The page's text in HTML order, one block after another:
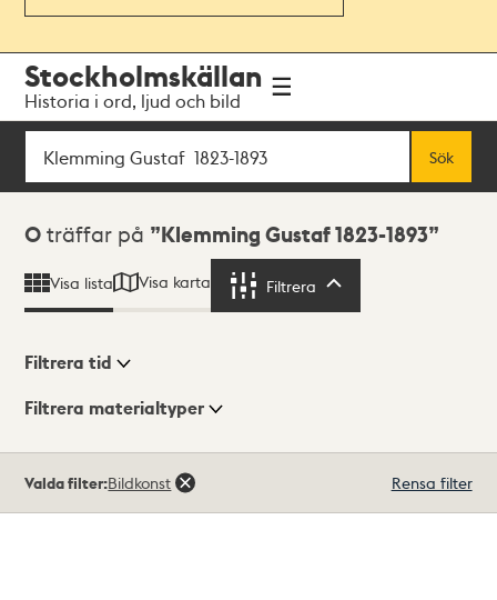
navigationen
huvudinnehållet
Stockholmskällan
Historia i ord, ljud och bild
Sök
Sök
Sökresultat
0 träffar på Klemming Gustaf 1823-1893
Visa lista Visa karta Filtrera
Visningsläge
Filtrera tid
Filtrera materialtyper
träffar
Valda filter:Bildkonst Rensa filter